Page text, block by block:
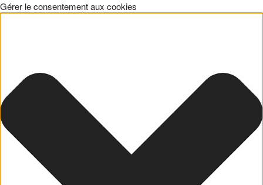
Gérer le consentement aux cookies